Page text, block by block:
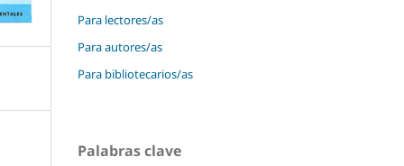
Para lectores/as
Para autores/as
Para bibliotecarios/as
Palabras clave